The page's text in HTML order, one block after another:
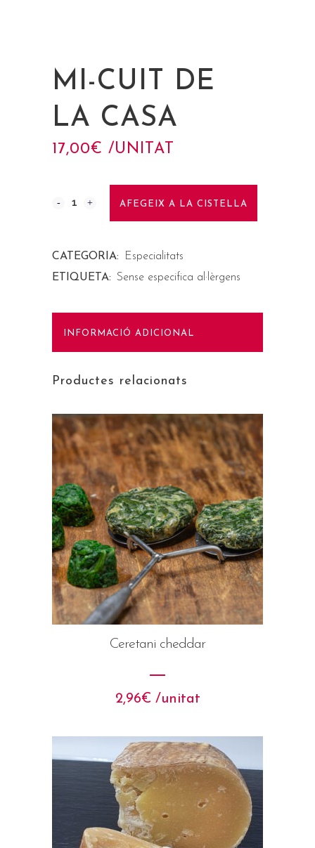
MI-CUIT DE
LA CASA
17,00€ /UNITAT
AFEGEIX A LA CISTELLA
CATEGORIA:
Especialitats
ETIQUETA: Sense especifica al·lèrgens
INFORMACIÓ ADICIONAL
Productes relacionats
Ceretani cheddar
2,96€ /unitat